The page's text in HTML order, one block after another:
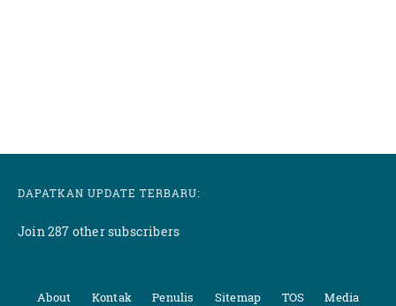
DAPATKAN UPDATE TERBARU:
Join 287 other subscribers
About Kontak Penulis Sitemap TOS Media